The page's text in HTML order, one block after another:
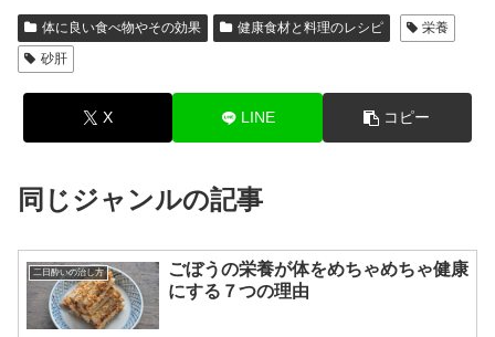
体に良い食べ物やその効果 健康食材と料理のレシピ
栄養
砂肝
X LINE コピー
同じジャンルの記事
二日酔いの治し方
ごぼうの栄養が体をめちゃめちゃ健康
にする７つの理由